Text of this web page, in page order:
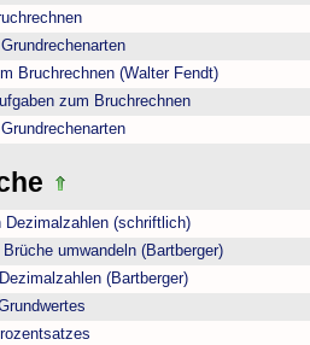
Bruchrechnen (Walter Fendt)
zum Bruchrechnen
Dezimalzahlen (schriftlich)
umwandeln (Bartberger)
(Bartberger)